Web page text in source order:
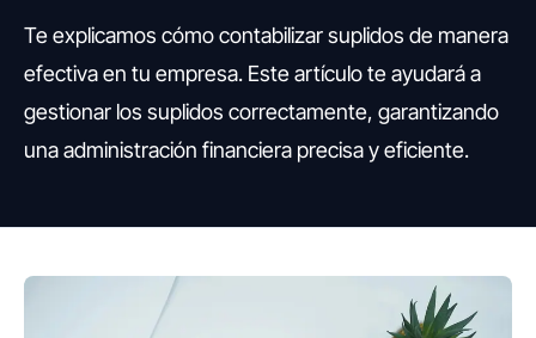
Te explicamos cómo contabilizar suplidos de manera
efectiva en tu empresa. Este artículo te ayudará a
gestionar los suplidos correctamente, garantizando
una administración financiera precisa y eficiente.